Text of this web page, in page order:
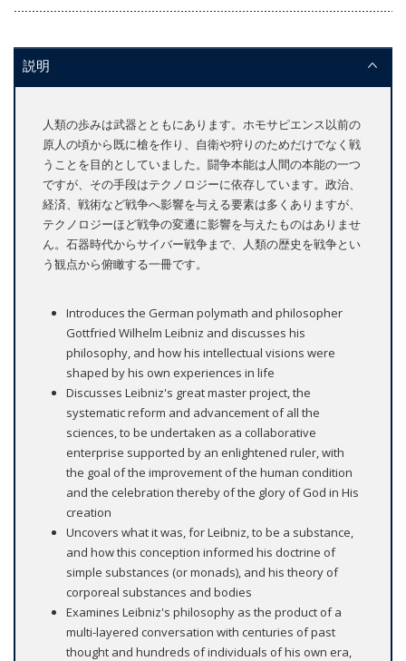
説明
人類の歩みは武器とともにあります。ホモサピエンス以前の
原人の頃から既に槍を作り、自衛や狩りのためだけでなく戦
うことを目的としていました。闘争本能は人間の本能の一つ
ですが、その手段はテクノロジーに依存しています。政治、
経済、戦術など戦争へ影響を与える要素は多くありますが、
テクノロジーほど戦争の変遷に影響を与えたものはありませ
ん。石器時代からサイバー戦争まで、人類の歴史を戦争とい
う観点から俯瞰する一冊です。
Introduces the German polymath and philosopher
Gottfried Wilhelm Leibniz and discusses his
philosophy, and how his intellectual visions were
shaped by his own experiences in life
Discusses Leibniz's great master project, the
systematic reform and advancement of all the
sciences, to be undertaken as a collaborative
enterprise supported by an enlightened ruler, with
the goal of the improvement of the human condition
and the celebration thereby of the glory of God in His
creation
Uncovers what it was, for Leibniz, to be a substance,
and how this conception informed his doctrine of
simple substances (or monads), and his theory of
corporeal substances and bodies
Examines Leibniz's philosophy as the product of a
multi-layered conversation with centuries of past
thought and hundreds of individuals of his own era,